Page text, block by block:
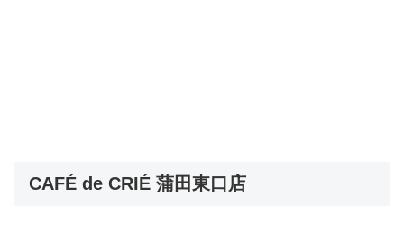
CAFÉ de CRIÉ 蒲田東口店